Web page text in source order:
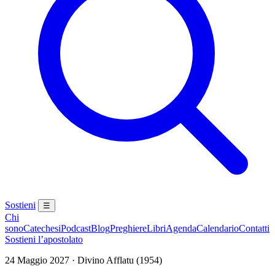
Sostieni ☰
Chi
sonoCatechesiPodcastBlogPreghiereLibriAgendaCalendarioContatti
Sostieni l’apostolato
24 Maggio 2027 · Divino Afflatu (1954)